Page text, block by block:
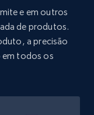
e em outros
de produtos.
a precisão
em todos os